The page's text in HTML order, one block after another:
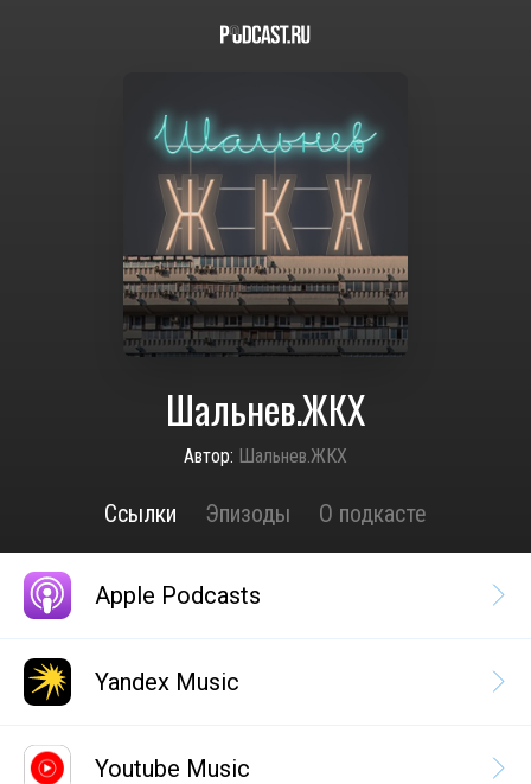
Шальнев.ЖКХ
Автор: Шальнев.ЖКХ
Ссылки Эпизоды О подкасте
Apple Podcasts
Yandex Music
Youtube Music